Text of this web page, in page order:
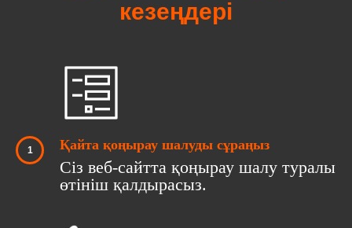
кезеңдері
Қайта қоңырау шалуды сұраңыз
Сіз веб-сайтта қоңырау шалу туралы
өтініш қалдырасыз.